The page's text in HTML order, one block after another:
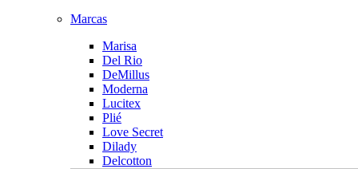
Marcas
Marisa
Del Rio
DeMillus
Moderna
Lucitex
Plié
Love Secret
Dilady
Delcotton